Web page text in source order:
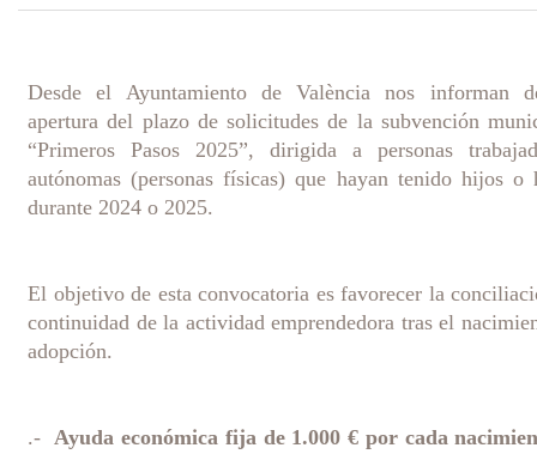
Desde el Ayuntamiento de València nos informan
apertura del plazo de solicitudes de la subvención
“Primeros Pasos 2025”, dirigida a personas
autónomas (personas físicas) que hayan tenido hijos o
durante 2024 o 2025.
El objetivo de esta convocatoria es favorecer la
continuidad de la actividad emprendedora tras el
adopción.
.- Ayuda económica fija de 1.000 € por cada